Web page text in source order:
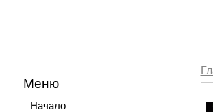
Меню
Начало